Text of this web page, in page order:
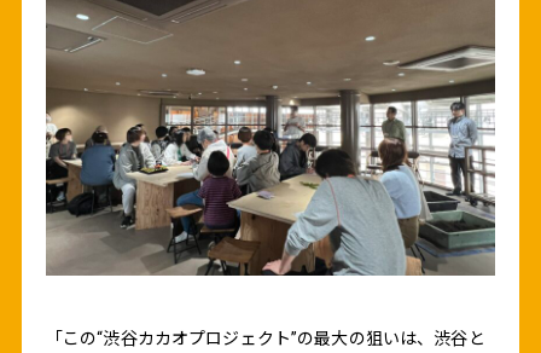
「この“渋谷カカオプロジェクト”の最大の狙いは、渋谷と